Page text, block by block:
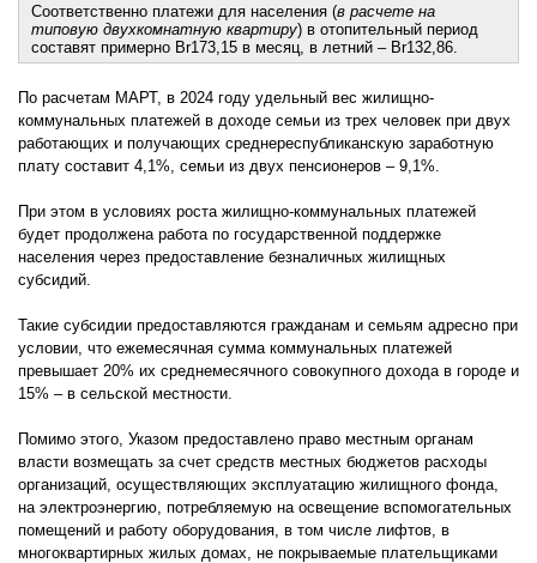
Соответственно платежи для населения (в расчете на
типовую двухкомнатную квартиру) в отопительный период
составят примерно Br173,15 в месяц, в летний – Br132,86.
По расчетам МАРТ, в 2024 году удельный вес жилищно-
коммунальных платежей в доходе семьи из трех человек при двух
работающих и получающих среднереспубликанскую заработную
плату составит 4,1%, семьи из двух пенсионеров – 9,1%.
При этом в условиях роста жилищно-коммунальных платежей
будет продолжена работа по государственной поддержке
населения через предоставление безналичных жилищных
субсидий.
Такие субсидии предоставляются гражданам и семьям адресно при
условии, что ежемесячная сумма коммунальных платежей
превышает 20% их среднемесячного совокупного дохода в городе и
15% – в сельской местности.
Помимо этого, Указом предоставлено право местным органам
власти возмещать за счет средств местных бюджетов расходы
организаций, осуществляющих эксплуатацию жилищного фонда,
на электроэнергию, потребляемую на освещение вспомогательных
помещений и работу оборудования, в том числе лифтов, в
многоквартирных жилых домах, не покрываемые плательщиками